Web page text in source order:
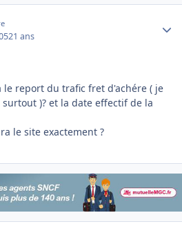
21 ans
le report du trafic fret d'achére ( je
)? et la date effectif de la
le site exactement ?